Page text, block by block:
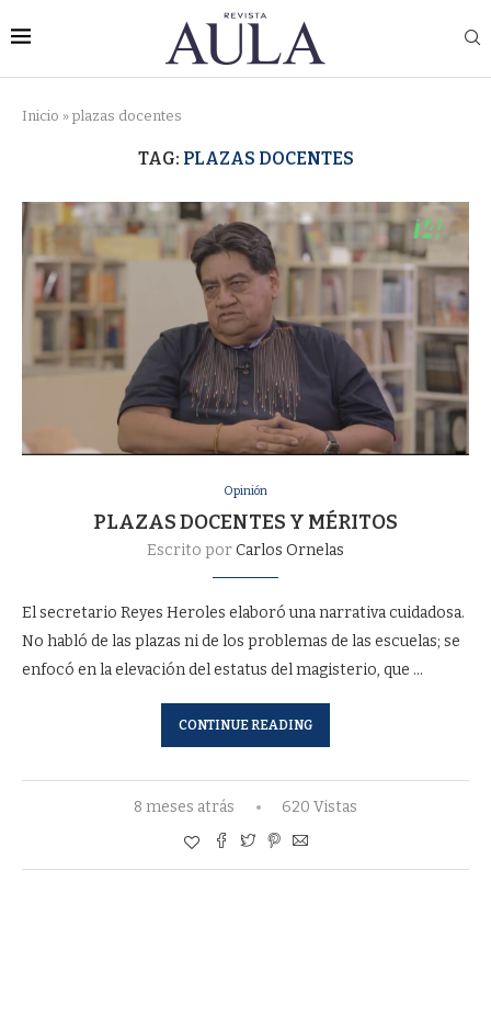
Inicio » plazas docentes
TAG: PLAZAS DOCENTES
Opinión
PLAZAS DOCENTES Y MÉRITOS
Escrito porCarlos Ornelas
El secretario Reyes Heroles elaboró una narrativa cuidadosa.
No habló de las plazas ni de los problemas de las escuelas; se
enfocó en la elevación del estatus del magisterio, que …
CONTINUE READING
8 meses atrás 620 Vistas